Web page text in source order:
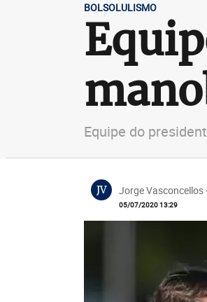
BOLSOLULISMO
Equipe do
JV Jorge Vasconcellos
05/07/2020 13:29